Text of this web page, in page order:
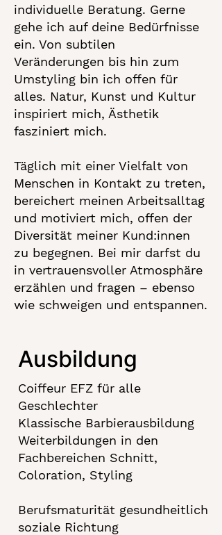
individuelle Beratung. Gerne
gehe ich auf deine Bedürfnisse
ein. Von subtilen
Veränderungen bis hin zum
Umstyling bin ich offen für
alles. Natur, Kunst und Kultur
inspiriert mich, Ästhetik
fasziniert mich.
Täglich mit einer Vielfalt von
Menschen in Kontakt zu treten,
bereichert meinen Arbeitsalltag
und motiviert mich, offen der
Diversität meiner Kund:innen
zu begegnen. Bei mir darfst du
in vertrauensvoller Atmosphäre
erzählen und fragen – ebenso
wie schweigen und entspannen.
Ausbildung
Coiffeur EFZ für alle
Geschlechter
Klassische Barbierausbildung
Weiterbildungen in den
Fachbereichen Schnitt,
Coloration, Styling
Berufsmaturität gesundheitlich
soziale Richtung